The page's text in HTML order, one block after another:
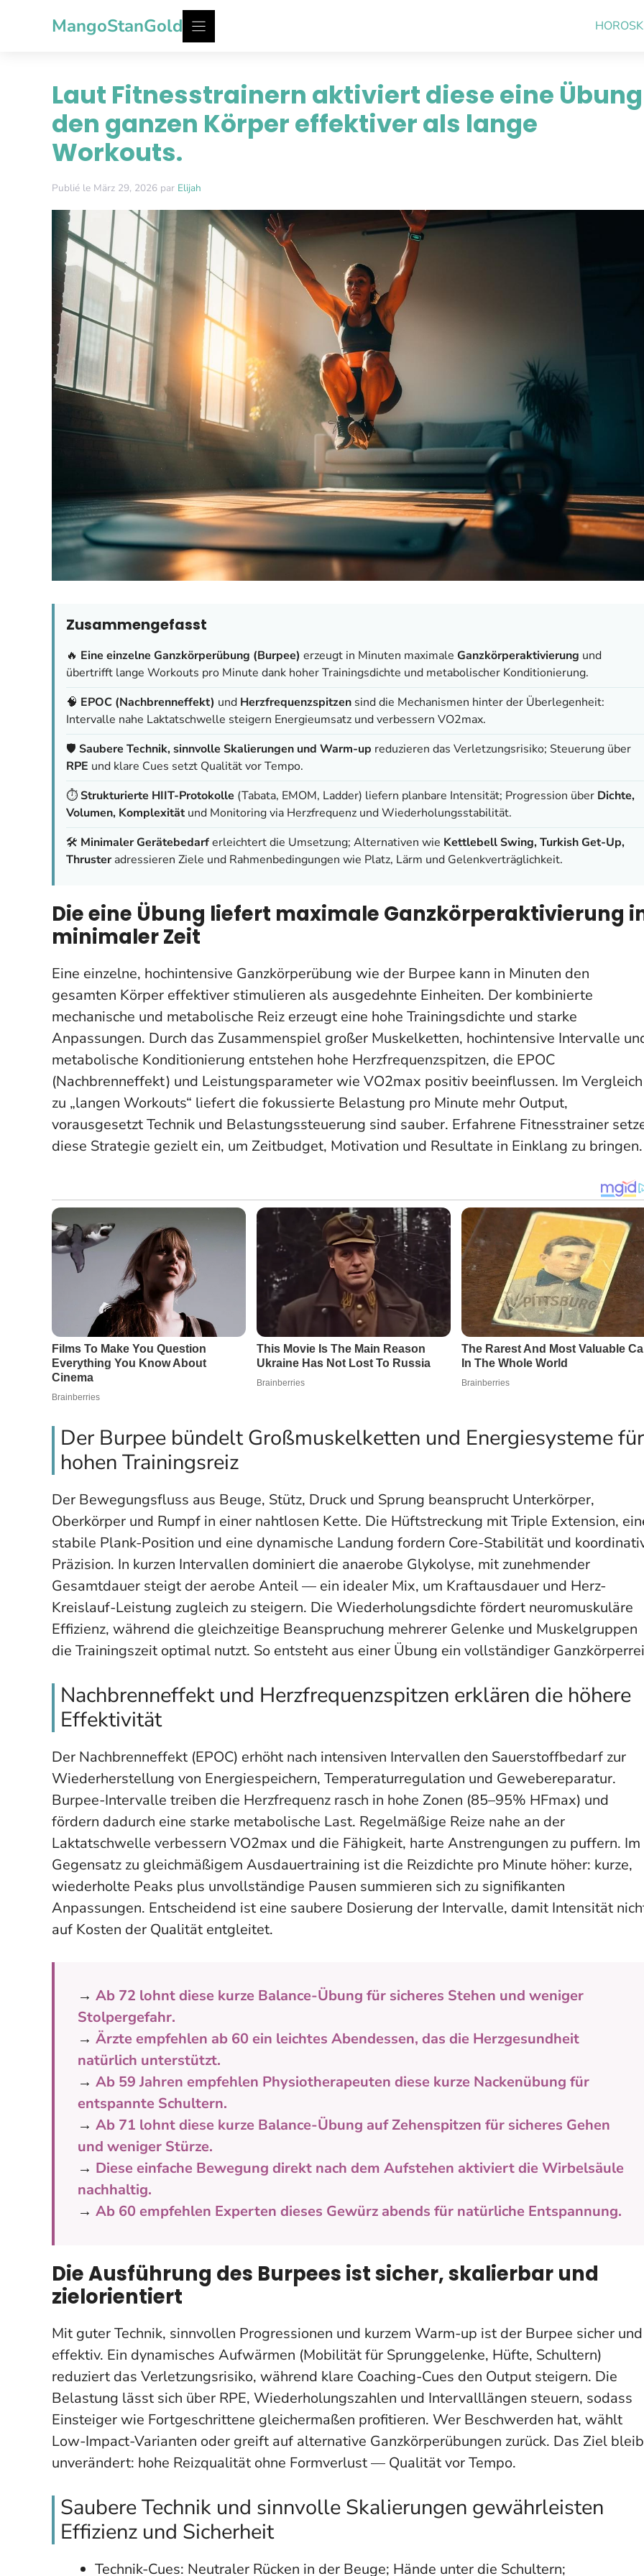
MangoStanGold
Laut Fitnesstrainern aktiviert diese eine Übung
den ganzen Körper effektiver als lange
Workouts.
Publié le März 29, 2026 par Elijah
Zusammengefasst
🔥 Eine einzelne Ganzkörperübung (Burpee) erzeugt in Minuten maximale Ganzkörperaktivierung und
übertrifft lange Workouts pro Minute dank hoher Trainingsdichte und metabolischer Konditionierung.
🧠 EPOC (Nachbrenneffekt) und Herzfrequenzspitzen sind die Mechanismen hinter der Überlegenheit:
Intervalle nahe Laktatschwelle steigern Energieumsatz und verbessern VO2max.
🛡️ Saubere Technik, sinnvolle Skalierungen und Warm-up reduzieren das Verletzungsrisiko; Steuerung über
RPE und klare Cues setzt Qualität vor Tempo.
⏱️Strukturierte HIIT-Protokolle (Tabata, EMOM, Ladder) liefern planbare Intensität; Progression über Dichte,
Volumen, Komplexitätund Monitoring via Herzfrequenz und Wiederholungsstabilität.
🛠️ Minimaler Gerätebedarferleichtert die Umsetzung; Alternativen wie Kettlebell Swing, Turkish Get-Up,
Thrusteradressieren Ziele und Rahmenbedingungen wie Platz, Lärm und Gelenkverträglichkeit.
Die eine Übung liefert maximale Ganzkörperaktivierung
minimaler Zeit
Eine einzelne, hochintensive Ganzkörperübung wie der Burpee kann in Minuten den
gesamten Körper effektiver stimulieren als ausgedehnte Einheiten. Der kombinierte
mechanische und metabolische Reiz erzeugt eine hohe Trainingsdichte und starke
Anpassungen. Durch das Zusammenspiel großer Muskelketten, hochintensive Intervalle
metabolische Konditionierung entstehen hohe Herzfrequenzspitzen, die EPOC
(Nachbrenneffekt) und Leistungsparameter wie VO2max positiv beeinflussen. Im Vergleich
zu „langen Workouts“ liefert die fokussierte Belastung pro Minute mehr Output,
vorausgesetzt Technik und Belastungssteuerung sind sauber. Erfahrene Fitnesstrainer
diese Strategie gezielt ein, um Zeitbudget, Motivation und Resultate in Einklang zu bringen.
Der Burpee bündelt Großmuskelketten und Energiesysteme für
hohen Trainingsreiz
Der Bewegungsfluss aus Beuge, Stütz, Druck und Sprung beansprucht Unterkörper,
Oberkörper und Rumpf in einer nahtlosen Kette. Die Hüftstreckung mit Triple Extension,
stabile Plank-Position und eine dynamische Landung fordern Core-Stabilität und
Präzision. In kurzen Intervallen dominiert die anaerobe Glykolyse, mit zunehmender
Gesamtdauer steigt der aerobe Anteil — ein idealer Mix, um Kraftausdauer und Herz-
Kreislauf-Leistung zugleich zu steigern. Die Wiederholungsdichte fördert neuromuskuläre
Effizienz, während die gleichzeitige Beanspruchung mehrerer Gelenke und Muskelgruppen
die Trainingszeit optimal nutzt. So entsteht aus einer Übung ein vollständiger
Nachbrenneffekt und Herzfrequenzspitzen erklären die höhere
Effektivität
Der Nachbrenneffekt (EPOC) erhöht nach intensiven Intervallen den Sauerstoffbedarf zur
Wiederherstellung von Energiespeichern, Temperaturregulation und Gewebereparatur.
Burpee-Intervalle treiben die Herzfrequenz rasch in hohe Zonen (85–95% HFmax) und
fördern dadurch eine starke metabolische Last. Regelmäßige Reize nahe an der
Laktatschwelle verbessern VO2max und die Fähigkeit, harte Anstrengungen zu puffern. Im
Gegensatz zu gleichmäßigem Ausdauertraining ist die Reizdichte pro Minute höher: kurze,
wiederholte Peaks plus unvollständige Pausen summieren sich zu signifikanten
Anpassungen. Entscheidend ist eine saubere Dosierung der Intervalle, damit Intensität
auf Kosten der Qualität entgleitet.
→ Ab 72 lohnt diese kurze Balance-Übung für sicheres Stehen und weniger
Stolpergefahr.
→ Ärzte empfehlen ab 60 ein leichtes Abendessen, das die Herzgesundheit
natürlich unterstützt.
→ Ab 59 Jahren empfehlen Physiotherapeuten diese kurze Nackenübung für
entspannte Schultern.
→ Ab 71 lohnt diese kurze Balance-Übung auf Zehenspitzen für sicheres Gehen
und weniger Stürze.
→ Diese einfache Bewegung direkt nach dem Aufstehen aktiviert die Wirbelsäule
nachhaltig.
→ Ab 60 empfehlen Experten dieses Gewürz abends für natürliche Entspannung.
Die Ausführung des Burpees ist sicher, skalierbar und
zielorientiert
Mit guter Technik, sinnvollen Progressionen und kurzem Warm-up ist der Burpee sicher und
effektiv. Ein dynamisches Aufwärmen (Mobilität für Sprunggelenke, Hüfte, Schultern)
reduziert das Verletzungsrisiko, während klare Coaching-Cues den Output steigern. Die
Belastung lässt sich über RPE, Wiederholungszahlen und Intervalllängen steuern, sodass
Einsteiger wie Fortgeschrittene gleichermaßen profitieren. Wer Beschwerden hat, wählt
Low-Impact-Varianten oder greift auf alternative Ganzkörperübungen zurück. Das Ziel
unverändert: hohe Reizqualität ohne Formverlust — Qualität vor Tempo.
Saubere Technik und sinnvolle Skalierungen gewährleisten
Effizienz und Sicherheit
Technik-Cues: Neutraler Rücken in der Beuge; Hände unter die Schultern;